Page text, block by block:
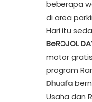
beberapa
di area
Hari itu
BeROJOL
motor
program
Dhuafa
Usaha dan